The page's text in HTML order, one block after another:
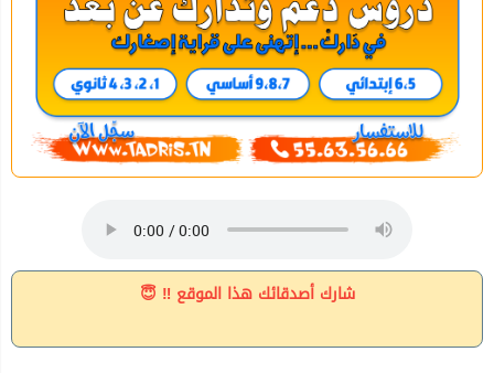
شارك أصدقائك هذا الموقع ‼ 😇